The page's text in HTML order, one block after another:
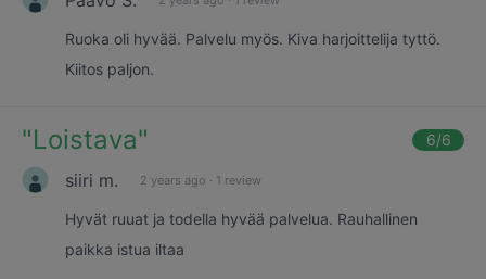
Ruoka oli hyvää. Palvelu myös. Kiva harjoittelija tyttö.
Kiitos paljon.
"Loistava" 6/6
siiri m. 2 years ago · 1 review
Hyvät ruuat ja todella hyvää palvelua. Rauhallinen
paikka istua iltaa